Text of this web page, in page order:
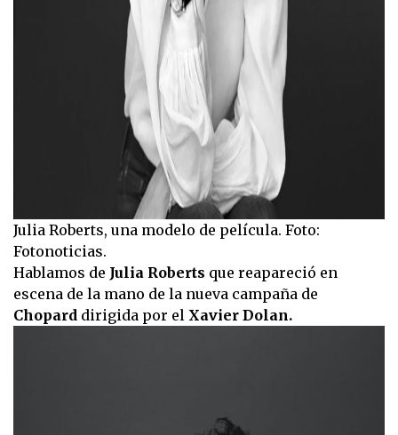
Julia Roberts, una modelo de película. Foto:
Fotonoticias.
Hablamos de Julia Roberts que reapareció en
escena de la mano de la nueva campaña de
Chopard dirigida por el Xavier Dolan.